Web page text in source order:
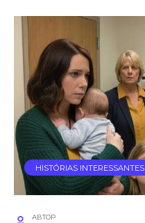
HISTÓRIAS INTERESSANTES
АВТОР